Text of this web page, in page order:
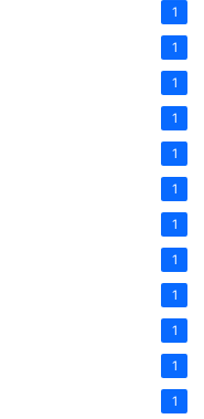
1
1
1
1
1
1
1
1
1
1
1
1